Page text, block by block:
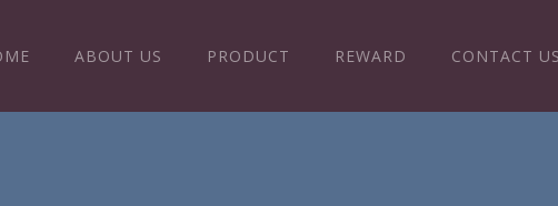
ABOUT US PRODUCT REWARD CONTACT